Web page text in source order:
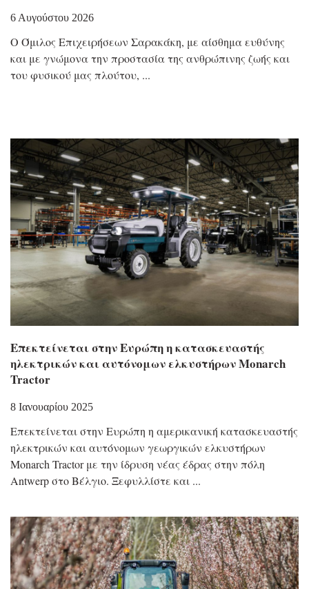
6 Αυγούστου 2026
Ο Όμιλος Επιχειρήσεων Σαρακάκη, με αίσθημα ευθύνης
και με γνώμονα την προστασία της ανθρώπινης ζωής και
του φυσικού μας πλούτου,
Επεκτείνεται στην Ευρώπη η κατασκευαστής
ηλεκτρικών και αυτόνομων ελκυστήρων Monarch
Tractor
8 Ιανουαρίου 2025
Επεκτείνεται στην Ευρώπη η αμερικανική κατασκευαστής
ηλεκτρικών και αυτόνομων γεωργικών ελκυστήρων
Monarch Tractor με την ίδρυση νέας έδρας στην πόλη
Antwerp στο Βέλγιο. Ξεφυλλίστε και